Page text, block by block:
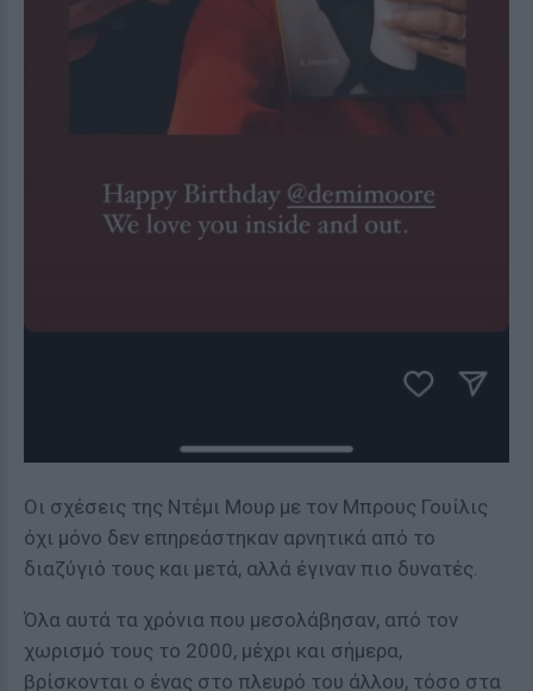
Οι σχέσεις της Ντέμι Μουρ με τον Μπρους Γουίλις
όχι μόνο δεν επηρεάστηκαν αρνητικά από το
διαζύγιό τους και μετά, αλλά έγιναν πιο δυνατές.
Όλα αυτά τα χρόνια που μεσολάβησαν, από τον
χωρισμό τους το 2000, μέχρι και σήμερα,
βρίσκονται ο ένας στο πλευρό του άλλου, τόσο στα